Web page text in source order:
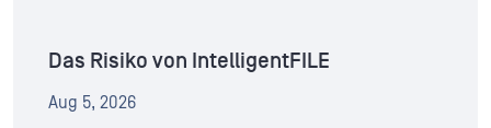
Das Risiko von IntelligentFILE
Aug 5, 2026